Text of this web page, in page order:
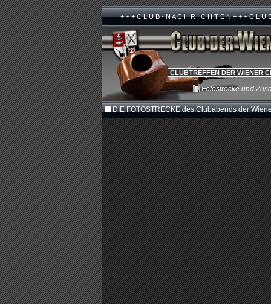
+ + + C L U B - N A C H R I C H T E N + + + C L U
CLUBTREFFEN DER WIENER
Fotostrecke und
DIE FOTOSTRECKE des Clubabends der